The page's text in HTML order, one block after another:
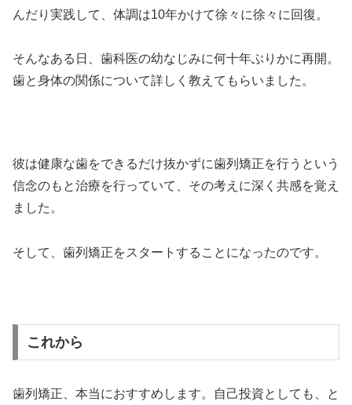
んだり実践して、体調は10年かけて徐々に徐々に回復。
そんなある日、歯科医の幼なじみに何十年ぶりかに再開。
歯と身体の関係について詳しく教えてもらいました。
彼は健康な歯をできるだけ抜かずに歯列矯正を行うという
信念のもと治療を行っていて、その考えに深く共感を覚え
ました。
そして、歯列矯正をスタートすることになったのです。
これから
歯列矯正、本当におすすめします。自己投資としても、と